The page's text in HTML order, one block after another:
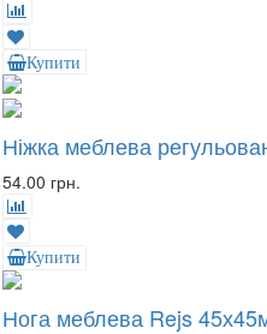
Купити
Ніжка меблева
54.00 грн.
Купити
Нога меблева Rejs